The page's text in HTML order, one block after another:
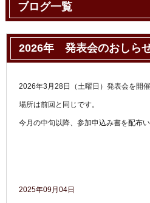
ブログ一覧
2026年 発表会のおしら
2026年3月28日（土曜日）発表会を開
場所は前回と同じです。
今月の中旬以降、参加申込み書を配布い
2025年09月04日